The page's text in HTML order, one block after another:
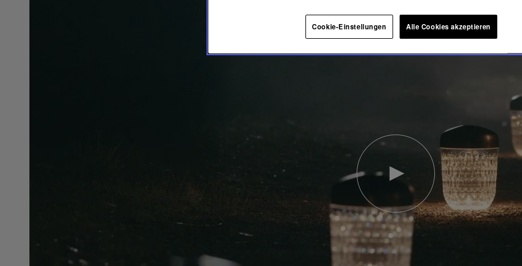
abspielen
YouTube-
Video,
Folia
Mini-
Portable-
Lampe
Cookie-Einstellungen Alle Cookies akzeptieren